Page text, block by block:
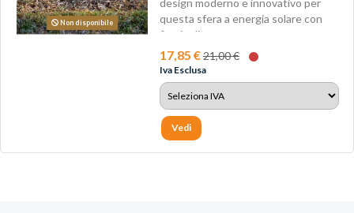
Non disponibile
design moderno e innovativo per
questa sfera a energia solare con
fascio di...
17,85 €21,00 €
Iva Esclusa
Vedi